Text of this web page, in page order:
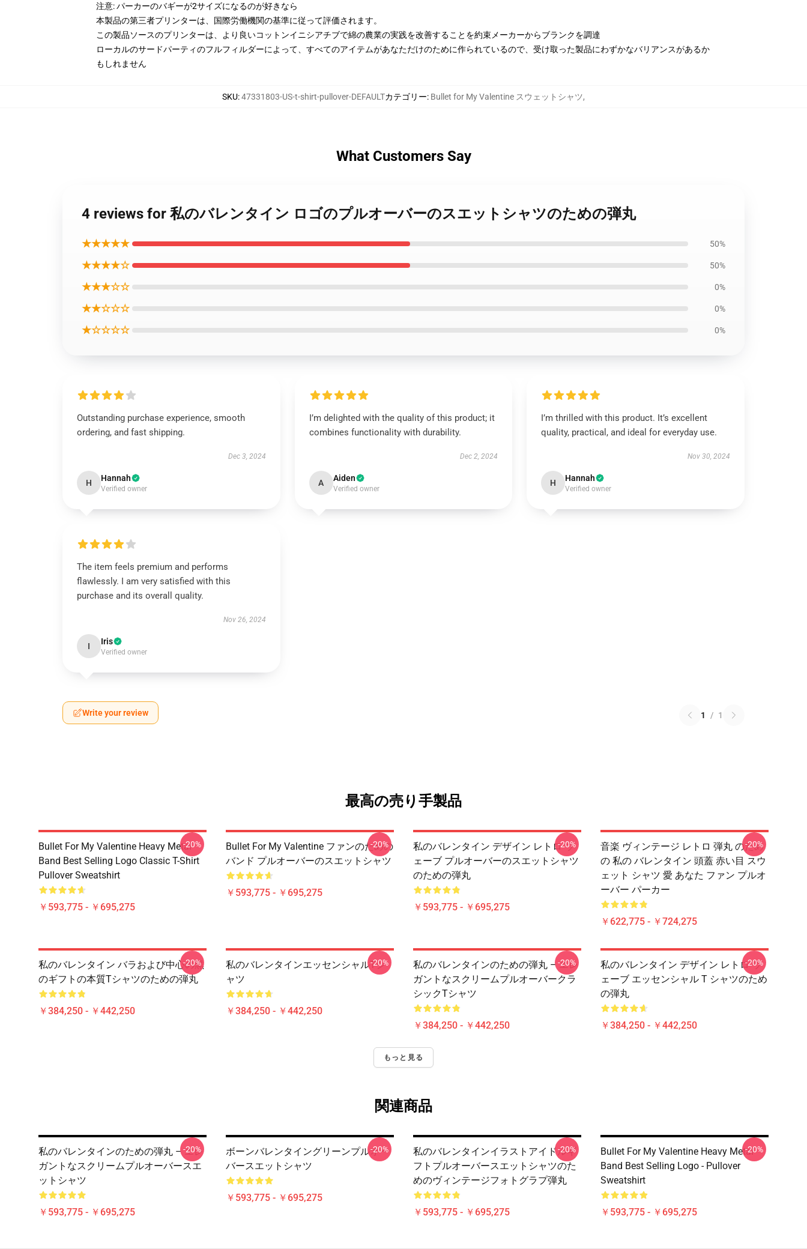
注意: パーカーのバギーが2サイズになるのが好きなら
本製品の第三者プリンターは、国際労働機関の基準に従って評価されます。
この製品ソースのプリンターは、より良いコットンイニシアチブで綿の農業の実践を改善することを約束メーカーからブランクを調達
ローカルのサードパーティのフルフィルダーによって、すべてのアイテムがあなただけのために作られているので、受け取った製品にわずかなバリアンスがあるか
もしれません
SKU:47331803-US-t-shirt-pullover-DEFAULTカテゴリー: Bullet for My Valentine スウェットシャツ,
What Customers Say
4 reviews for 私のバレンタイン ロゴのプルオーバーのスエットシャツのための弾丸
★★★★★ 50%
★★★★☆ 50%
★★★☆☆ 0%
★★☆☆☆ 0%
★☆☆☆☆ 0%
Outstanding purchase experience, smooth
ordering, and fast shipping.
Dec 3, 2024
H Hannah
Verified owner
I’m delighted with the quality of this product; it
combines functionality with durability.
Dec 2, 2024
A Aiden
Verified owner
I’m thrilled with this product. It’s excellent
quality, practical, and ideal for everyday use.
Nov 30, 2024
H Hannah
Verified owner
The item feels premium and performs
flawlessly. I am very satisfied with this
purchase and its overall quality.
Nov 26, 2024
I Iris
Verified owner
Write your review 1 / 1
最高の売り手製品
Bullet For My Valentine Heavy Metal
Band Best Selling Logo Classic T-Shirt
Pullover Sweatshirt
￥593,775 - ￥695,275
-20%
Bullet For My Valentine ファンのための
バンド プルオーバーのスエットシャツ
￥593,775 - ￥695,275
-20%
私のバレンタイン デザイン レトロ ウ
ェーブ プルオーバーのスエットシャツ
のための弾丸
￥593,775 - ￥695,275
-20%
音楽 ヴィンテージ レトロ 弾丸 のため
の 私の バレンタイン 頭蓋 赤い目 スウ
ェット シャツ 愛 あなた ファン プルオ
ーバー パーカー
￥622,775 - ￥724,275
-20%
私のバレンタイン バラおよび中心の黒
のギフトの本質Tシャツのための弾丸
￥384,250 - ￥442,250
-20%
私のバレンタインエッセンシャルTシ
ャツ
￥384,250 - ￥442,250
-20%
私のバレンタインのための弾丸 – エレ
ガントなスクリームプルオーバークラ
シックTシャツ
￥384,250 - ￥442,250
-20%
私のバレンタイン デザイン レトロ ウ
ェーブ エッセンシャル T シャツのため
の弾丸
￥384,250 - ￥442,250
-20%
もっと見る
関連商品
私のバレンタインのための弾丸 – エレ
ガントなスクリームプルオーバースエ
ットシャツ
￥593,775 - ￥695,275
-20%
ボーンバレンタイングリーンプルオー
バースエットシャツ
￥593,775 - ￥695,275
-20%
私のバレンタインイラストアイドルギ
フトプルオーバースエットシャツのた
めのヴィンテージフォトグラプ弾丸
￥593,775 - ￥695,275
-20%
Bullet For My Valentine Heavy Metal
Band Best Selling Logo - Pullover
Sweatshirt
￥593,775 - ￥695,275
-20%